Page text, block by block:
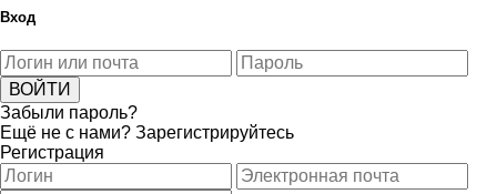
Вход
Забыли пароль?
Ещё не с нами? Зарегистрируйтесь
Регистрация